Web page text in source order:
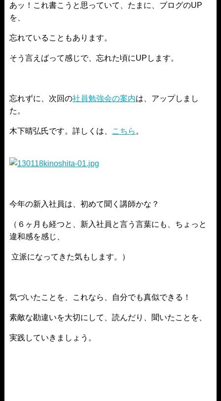
あッ！これ書こうと思っていて、たまに、ブログのUP
を、
忘れていることもあります。
そう言えばって感じで、忘れた頃にUPします。
忘れずに、次回の社員勉強会の案内は、アップしまし
た。
木下晴弘氏です。詳しくは、 こちら 。
今年の新入社員は、初めて聞く講師かな？
（６ヶ月も経つと、新入社員と言う言葉にも、ちょっと
違和感を感じ、
立派になってきた気もします。）
気づいたことを、これなら、自分でも真似できる！
素敵な勘違いを大切にして、読んだり、聞いたことを、
実践していきましょう。